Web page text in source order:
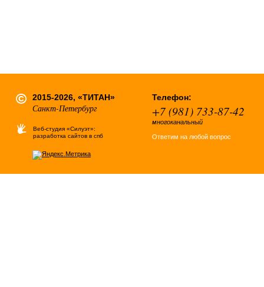
2015-2026, «ТИТАН»
Санкт-Петербург
Веб-студия «Силуэт»:
разработка сайтов в спб
Телефон:
+7 (981) 733-87-42
многоканальный
Ответим на любой вопрос